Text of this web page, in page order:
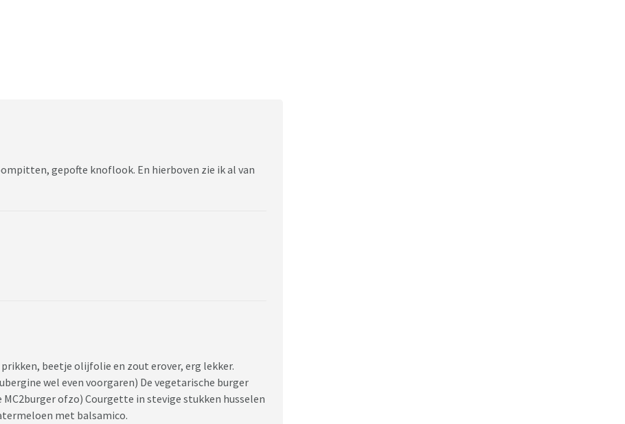
gepofte knoflook. En hierboven zie ik al van
beetje olijfolie en zout erover, erg lekker.
wel even voorgaren) De vegetarische burger
ofzo) Courgette in stevige stukken husselen
met balsamico.